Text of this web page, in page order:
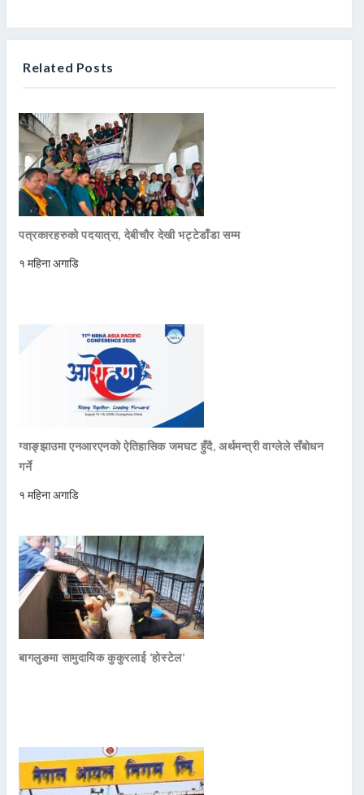
Related Posts
पत्रकारहरुको पदयात्रा, देबीचौर देखी भट्टेडाँडा सम्म
१ महिना अगाडि
ग्वाङ्झाउमा एनआरएनको ऐतिहासिक जमघट हुँदै, अर्थमन्त्री वाग्लेले सँबोधन
गर्ने
१ महिना अगाडि
बागलुङमा सामुदायिक कुकुरलाई ‘होस्टेल’